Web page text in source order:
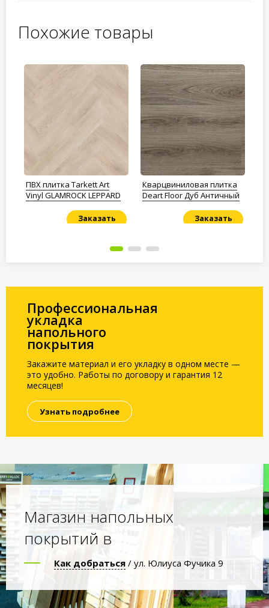
Похожие товары
ПВХ плитка Tarkett Art
Vinyl GLAMROCK LEPPARD
Заказать
Кварцвиниловая плитка
Deart Floor Дуб Античный
Заказать
Профессиональная
укладка
напольного
покрытия
Закажите материал и его укладку в одном месте —
это удобно. Работы по договору и гарантия 12
месяцев!
Узнать подробнее
Магазин напольных
покрытий в
Как добраться / ул. Юлиуса Фучика 9